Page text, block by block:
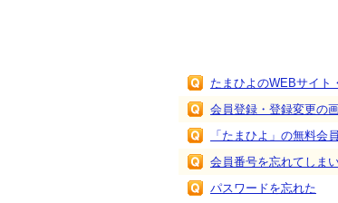
たまひよのWEBサイト
会員登録・登録変更の
「たまひよ」の無料会
会員番号を忘れてしま
パスワードを忘れた